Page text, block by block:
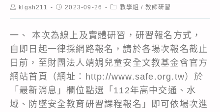
Postklgsh211
Post2023-09-26
Post教學組 / 教師研習
一、 本次為線上及實體研習，研習報名方式，
自即日起一律採網路報名，請於各場次報名截止
日前，至財團法人靖娟兒童安全文教基金會官方
網站首頁（網址：http://www.safe.org.tw）於
「最新消息」欄位點選「112年高中交通、水
域、防墜安全教育研習課程報名」即可依場次進